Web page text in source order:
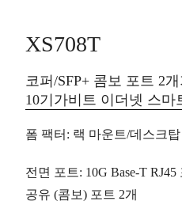
XS708T
코퍼/SFP+ 콤보 포트 2
10기가비트 이더넷 스마
폼 팩터 : 랙 마운트/데스크탑
전면 포트: 10G Base-T RJ45
공유 (콤보) 포트 2개